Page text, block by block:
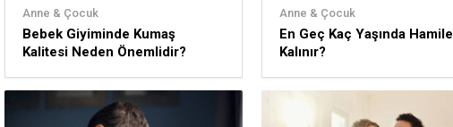
Anne & Çocuk
Bebek Giyiminde Kumaş
Kalitesi Neden Önemlidir?
Anne & Çocuk
En Geç Kaç Yaşında Hamile
Kalınır?